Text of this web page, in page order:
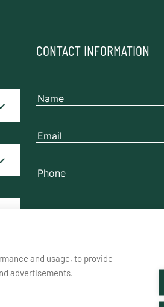
CONTACT INFORMATION
and usage, to provide
advertisements.